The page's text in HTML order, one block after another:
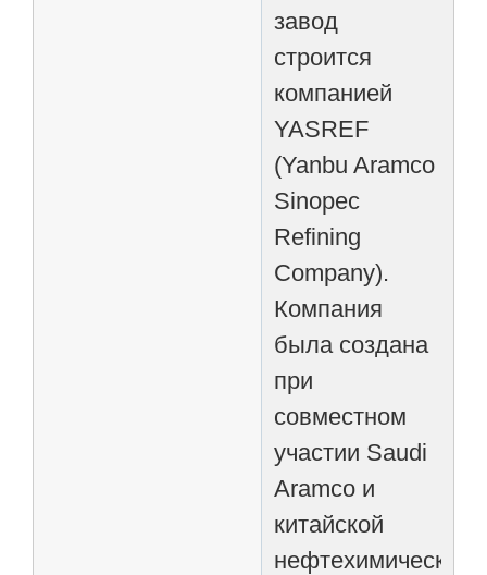
завод
строится
компанией
YASREF
(Yanbu Aramco
Sinopec
Refining
Company).
Компания
была создана
при
совместном
участии Saudi
Aramco и
китайской
нефтехимической